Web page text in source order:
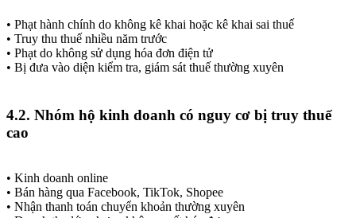
• Phạt hành chính do không kê khai hoặc kê khai sai thuế
• Truy thu thuế nhiều năm trước
• Phạt do không sử dụng hóa đơn điện tử
• Bị đưa vào diện kiểm tra, giám sát thuế thường xuyên
4.2. Nhóm hộ kinh doanh có nguy cơ bị truy thuế
cao
• Kinh doanh online
• Bán hàng qua Facebook, TikTok, Shopee
• Nhận thanh toán chuyển khoản thường xuyên